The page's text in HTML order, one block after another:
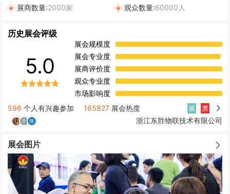
展商数量:2000家 观众数量:60000人
历史展会评级
5.0
展会规模度
展会专业度
展商评价度
观众专业度
市场影响度
596 个人有兴趣参加 165827 展会热度 展 票
浙江东胜物联技术有限公司
展会图片